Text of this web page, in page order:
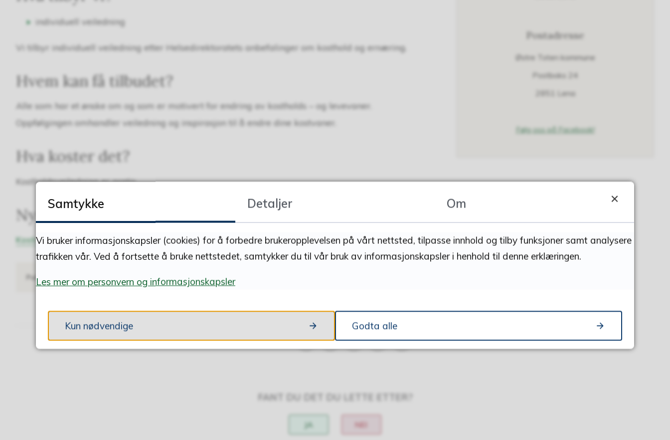
individuell veiledning
Vi tilbyr individuell veiledning etter Helsedirektoratets anbefalinger om kosthold og ernæring.
Hvem kan få tilbudet?
Alle som har et ønske om og som er motivert for endring av kostholds – og levevaner.
Oppfølgingen omhandler veiledning og inspirasjon til å endre dine kostvaner.
Hva koster det?
Kostholdsveiledning er gratis.
Nyttige nettsider
Kostråd fra Helsedirektoratet
Publisert 13.11.2024 12.21
Postadresse
Østre Toten kommune
Postboks 24
2851 Lena
Følg oss på Facebook!
FANT DU DET DU LETTE ETTER?
JA NEI
Samtykke Detaljer Om
Vi bruker informasjonskapsler (cookies) for å forbedre brukeropplevelsen på vårt nettsted, tilpasse innhold og tilby funksjoner samt analysere
trafikken vår. Ved å fortsette å bruke nettstedet, samtykker du til vår bruk av informasjonskapsler i henhold til denne erklæringen.
Les mer om personvern og informasjonskapsler
Kun nødvendige Godta alle